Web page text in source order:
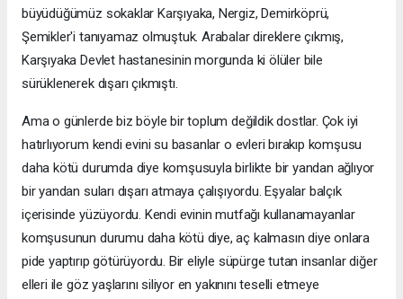
büyüdüğümüz sokaklar Karşıyaka, Nergiz, Demirköprü,
Şemikler'i tanıyamaz olmuştuk. Arabalar direklere çıkmış,
Karşıyaka Devlet hastanesinin morgunda ki ölüler bile
sürüklenerek dışarı çıkmıştı.
Ama o günlerde biz böyle bir toplum değildik dostlar. Çok iyi
hatırlıyorum kendi evini su basanlar o evleri bırakıp komşusu
daha kötü durumda diye komşusuyla birlikte bir yandan ağlıyor
bir yandan suları dışarı atmaya çalışıyordu. Eşyalar balçık
içerisinde yüzüyordu. Kendi evinin mutfağı kullanamayanlar
komşusunun durumu daha kötü diye, aç kalmasın diye onlara
pide yaptırıp götürüyordu. Bir eliyle süpürge tutan insanlar diğer
elleri ile göz yaşlarını siliyor en yakınını teselli etmeye